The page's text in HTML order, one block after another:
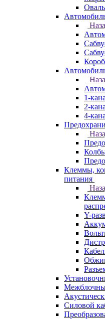
1-
2-
4-
Клеммы,
питания
Y-
Силовой